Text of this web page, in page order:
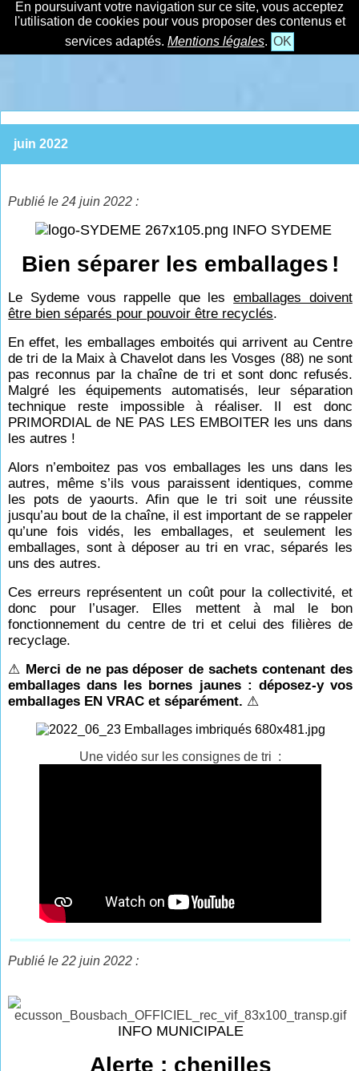
En poursuivant votre navigation sur ce site, vous acceptez
l'utilisation de cookies pour vous proposer des contenus et
services adaptés. Mentions légales. OK
juin 2022
Publié le 24 juin 2022 :
INFO SYDEME
Bien séparer les emballages !
Le Sydeme vous rappelle que lesemballages doivent
être bien séparés pour pouvoir être recyclés.
En effet, les emballages emboités qui arrivent au Centre
de tri de la Maix à Chavelot dans les Vosges (88) ne sont
pas reconnus par la chaîne de tri et sont donc refusés.
Malgré les équipements automatisés, leur séparation
technique reste impossible à réaliser. Il est donc
PRIMORDIAL de NE PAS LES EMBOITER les uns dans
les autres !
Alors n’emboitez pas vos emballages les uns dans les
autres, même s’ils vous paraissent identiques, comme
les pots de yaourts. Afin que le tri soit une réussite
jusqu’au bout de la chaîne, il est important de se rappeler
qu’une fois vidés, les emballages, et seulement les
emballages, sont à déposer au tri en vrac, séparés les
uns des autres.
Ces erreurs représentent un coût pour la collectivité, et
donc pour l’usager. Elles mettent à mal le bon
fonctionnement du centre de tri et celui des filières de
recyclage.
⚠ Merci de ne pas déposer de sachets contenant des
emballages dans les bornes jaunes : déposez-y vos
emballages EN VRAC et séparément. ⚠
Une vidéo sur les consignes de tri :
Publié le 22 juin 2022 :
INFO MUNICIPALE
Alerte : chenilles